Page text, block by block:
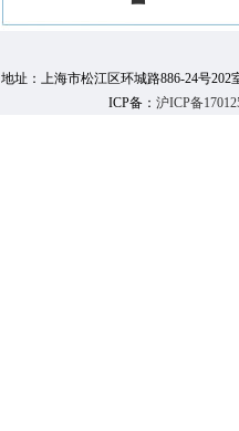
地址：上海市松江区环城路886-24号202
ICP备： 沪ICP备